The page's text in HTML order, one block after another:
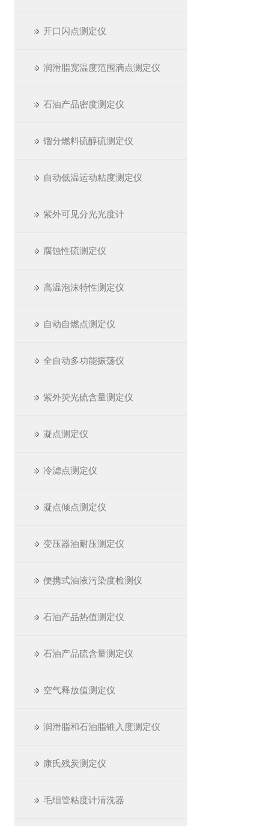
开口闪点测定仪
润滑脂宽温度范围滴点测定仪
石油产品密度测定仪
馏分燃料硫醇硫测定仪
自动低温运动粘度测定仪
紫外可见分光光度计
腐蚀性硫测定仪
高温泡沫特性测定仪
自动自燃点测定仪
全自动多功能振荡仪
紫外荧光硫含量测定仪
凝点测定仪
冷滤点测定仪
凝点倾点测定仪
变压器油耐压测定仪
便携式油液污染度检测仪
石油产品热值测定仪
石油产品硫含量测定仪
空气释放值测定仪
润滑脂和石油脂锥入度测定仪
康氏残炭测定仪
毛细管粘度计清洗器